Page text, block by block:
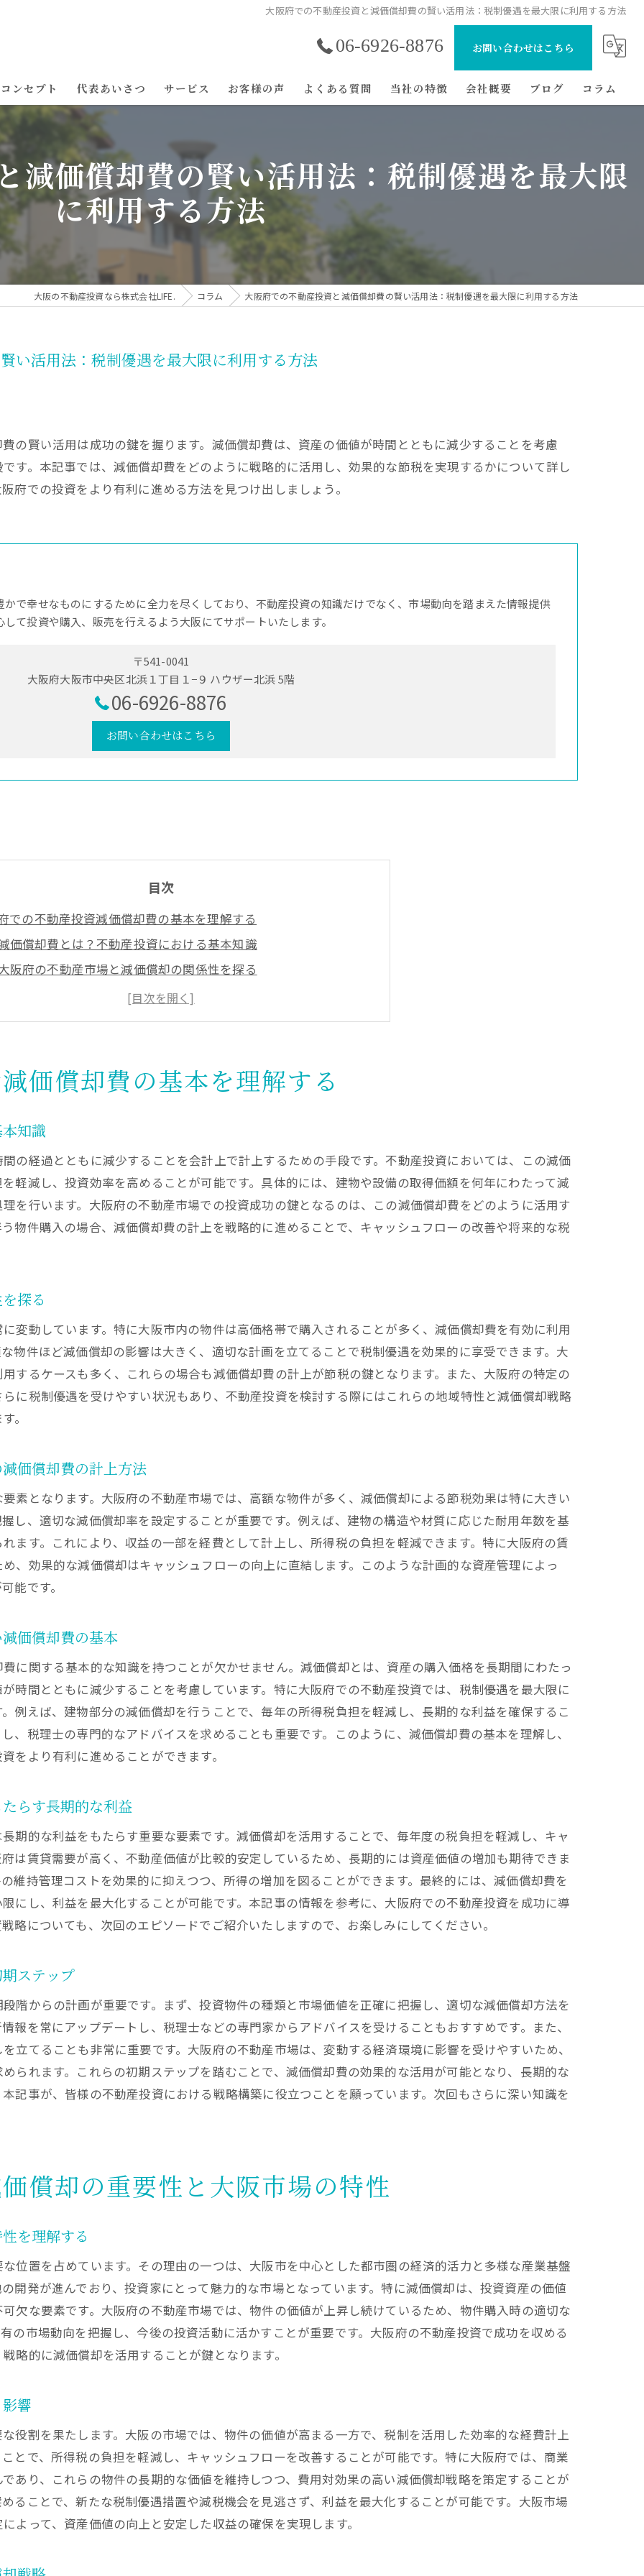
大阪府での不動産投資と減価償却費の賢い活用法：税制優遇を最大限に利用する方法
06-6926-8876 お問い合わせはこちら
コンセプト 代表あいさつ サービス お客様の声 よくある質問 当社の特徴
初心者
経費
会社概要 ブログ コラム
減価償却費の賢い活用法：税制優遇を最大限
に利用する方法
大阪の不動産投資なら株式会社LIFE. コラム 大阪府での不動産投資と減価償却費の賢い活用法：税制優遇を最大限に利用する方法
い活用法：税制優遇を最大限に利用する方法
の賢い活用は成功の鍵を握ります。減価償却費は、資産の価値が時間とともに減少することを考慮
す。本記事では、減価償却費をどのように戦略的に活用し、効果的な節税を実現するかについて詳し
府での投資をより有利に進める方法を見つけ出しましょう。
で幸せなものにするために全力を尽くしており、不動産投資の知識だけでなく、市場動向を踏まえた情報提供
て投資や購入、販売を行えるよう大阪にてサポートいたします。
〒541-0041
大阪府大阪市中央区北浜１丁目１−９ ハウザー北浜 5階
06-6926-8876
お問い合わせはこちら
目次
での不動産投資減価償却費の基本を理解する
価償却費とは？不動産投資における基本知識
阪府の不動産市場と減価償却の関係性を探る
産の価値低下を上手に活用するための減価償却費の計上方法
い投資家になるために知っておきたい減価償却費の基本
価償却費を最大限に活用するための初期ステップ
投資における減価償却の重要性と大阪市場の特性
阪府の不動産投資市場と減価償却の特性を理解する
阪府特有の購買活動に基づいた減価償却戦略
動産投資における減価償却費の持つ役割とその重要性
場特性を活かす！大阪での減価償却費の有効活用法
価償却費を活かした大阪府での効果的な節税法
阪府の税制度を味方に付けた減価償却費活用術
税のための減価償却費：大阪府での実践的アプローチ
阪府における税制優遇を最大限に活かす減価償却戦略
ップデートされた税制と減価償却費を組み合わせた節税方法
ロの税理士と共に構築する大阪府での減価償却費利用法
阪府での投資計画における減価償却費の賢い組み込み方
資家のための大阪府における減価償却費ガイドライン
価償却費を有効活用した大阪府不動産投資の成功例
阪府不動産市場での賢い投資のための減価償却費活用法
産運用を成功させる大阪府における減価償却費のテクニック
阪府の不動産プレイヤーが知っておくべき減価償却費の知識
阪府で利益を生む！減価償却費活用の成功事例
動産投資の成功に繋がる減価償却費の正しい活用法
功投資家が教える大阪府での減価償却費の極意
阪府での不動産投資を成功させる減価償却費の使い方
価償却費が大阪府の投資成功に与える影響とは
却費を通じた大阪府不動産投資のキャッシュフロー改善法
価償却費で大阪府の不動産投資キャッシュフローを強化
動産投資のキャッシュフロー改善に役立つ減価償却費戦略
阪府で減価償却費を利用したキャッシュフローアップテクニック
価償却費で大阪府の投資物件の収益性をアップさせる方法
における減価償却費活用の最新税制改正とプロのアドバイス
新の税制改正が大阪府での減価償却費に与える影響
ロのアドバイザーが教える大阪府での減価償却費活用法
制改正に対応した大阪府の減価償却費戦略の立案
阪府での不動産投資を成功に導く減価償却費の活用術
価償却費に関する最新トレンドと税制改正の関係
阪府不動産投資家が知っておくべき減価償却費のポイント
価償却費を駆使した大阪府での資産運用成功事例
ロが推薦！大阪府で有効な減価償却費を用いた資産運用
動産投資のプロが教える大阪府減価償却費の効果的利用法
阪府での投資成功には欠かせない減価償却費の賢い使い方
価償却費の基本を理解する
知識
の経過とともに減少することを会計上で計上するための手段です。不動産投資においては、この減価
軽減し、投資効率を高めることが可能です。具体的には、建物や設備の取得価額を何年にわたって減
を行います。大阪府の不動産市場での投資成功の鍵となるのは、この減価償却費をどのように活用す
物件購入の場合、減価償却費の計上を戦略的に進めることで、キャッシュフローの改善や将来的な税
探る
変動しています。特に大阪市内の物件は高価格帯で購入されることが多く、減価償却費を有効に利用
物件ほど減価償却の影響は大きく、適切な計画を立てることで税制優遇を効果的に享受できます。大
するケースも多く、これらの場合も減価償却費の計上が節税の鍵となります。また、大阪府の特定の
に税制優遇を受けやすい状況もあり、不動産投資を検討する際にはこれらの地域特性と減価償却戦略
。
価償却費の計上方法
素となります。大阪府の不動産市場では、高額な物件が多く、減価償却による節税効果は特に大きい
し、適切な減価償却率を設定することが重要です。例えば、建物の構造や材質に応じた耐用年数を基
ます。これにより、収益の一部を経費として計上し、所得税の負担を軽減できます。特に大阪府の賃
、効果的な減価償却はキャッシュフローの向上に直結します。このような計画的な資産管理によっ
能です。
価償却費の基本
に関する基本的な知識を持つことが欠かせません。減価償却とは、資産の購入価格を長期間にわたっ
時間とともに減少することを考慮しています。特に大阪府での不動産投資では、税制優遇を最大限に
例えば、建物部分の減価償却を行うことで、毎年の所得税負担を軽減し、長期的な利益を確保するこ
、税理士の専門的なアドバイスを求めることも重要です。このように、減価償却費の基本を理解し、
をより有利に進めることができます。
らす長期的な利益
期的な利益をもたらす重要な要素です。減価償却を活用することで、毎年度の税負担を軽減し、キャ
は賃貸需要が高く、不動産価値が比較的安定しているため、長期的には資産価値の増加も期待できま
維持管理コストを効果的に抑えつつ、所得の増加を図ることができます。最終的には、減価償却費を
にし、利益を最大化することが可能です。本記事の情報を参考に、大阪府での不動産投資を成功に導
略についても、次回のエピソードでご紹介いたしますので、お楽しみにしてください。
ステップ
階からの計画が重要です。まず、投資物件の種類と市場価値を正確に把握し、適切な減価償却方法を
報を常にアップデートし、税理士などの専門家からアドバイスを受けることもおすすめです。また、
立てることも非常に重要です。大阪府の不動産市場は、変動する経済環境に影響を受けやすいため、
られます。これらの初期ステップを踏むことで、減価償却費の効果的な活用が可能となり、長期的な
記事が、皆様の不動産投資における戦略構築に役立つことを願っています。次回もさらに深い知識を
償却の重要性と大阪市場の特性
を理解する
位置を占めています。その理由の一つは、大阪市を中心とした都市圏の経済的活力と多様な産業基盤
開発が進んでおり、投資家にとって魅力的な市場となっています。特に減価償却は、投資資産の価値
欠な要素です。大阪府の不動産市場では、物件の価値が上昇し続けているため、物件購入時の適切な
の市場動向を把握し、今後の投資活動に活かすことが重要です。大阪府の不動産投資で成功を収める
略的に減価償却を活用することが鍵となります。
響
役割を果たします。大阪の市場では、物件の価値が高まる一方で、税制を活用した効率的な経費計上
とで、所得税の負担を軽減し、キャッシュフローを改善することが可能です。特に大阪府では、商業
あり、これらの物件の長期的な価値を維持しつつ、費用対効果の高い減価償却戦略を策定することが
ることで、新たな税制優遇措置や減税機会を見逃さず、利益を最大化することが可能です。大阪市場
よって、資産価値の向上と安定した収益の確保を実現します。